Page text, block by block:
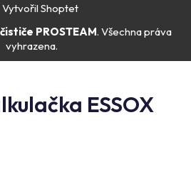
Vytvořil Shoptet
PROSTEAM. Všechna práva
vyhrazena.
ESSOX